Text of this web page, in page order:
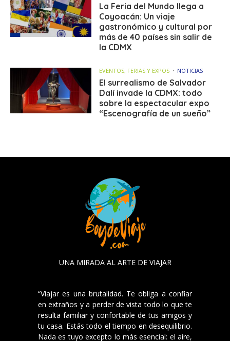
La Feria del Mundo llega a
Coyoacán: Un viaje
gastronómico y cultural por
más de 40 países sin salir de
la CDMX
EVENTOS, FERIAS Y EXPOS NOTICIAS
El surrealismo de Salvador
Dalí invade la CDMX: todo
sobre la espectacular expo
“Escenografía de un sueño”
UNA MIRADA AL ARTE DE VIAJAR
“Viajar es una brutalidad. Te obliga a confiar
en extraños y a perder de vista todo lo que te
resulta familiar y confortable de tus amigos y
tu casa. Estás todo el tiempo en desequilibrio.
Nada es tuyo excepto lo más esencial: el aire,